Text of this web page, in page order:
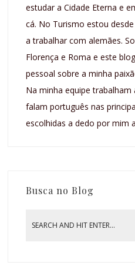
estudar a Cidade Eterna e
cá. No Turismo estou
a trabalhar com alemães.
Florença e Roma e este
pessoal sobre a minha
Na minha equipe trabalham
falam português nas
escolhidas a dedo por mim
Busca no Blog